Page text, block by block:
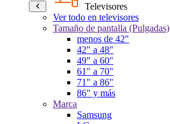
Televisores
Ver todo en televisores
Tamaño de pantalla (Pulgadas)
menos de 42"
42" a 48"
49" a 60"
61" a 70"
71" a 86"
86" y más
Marca
Samsung